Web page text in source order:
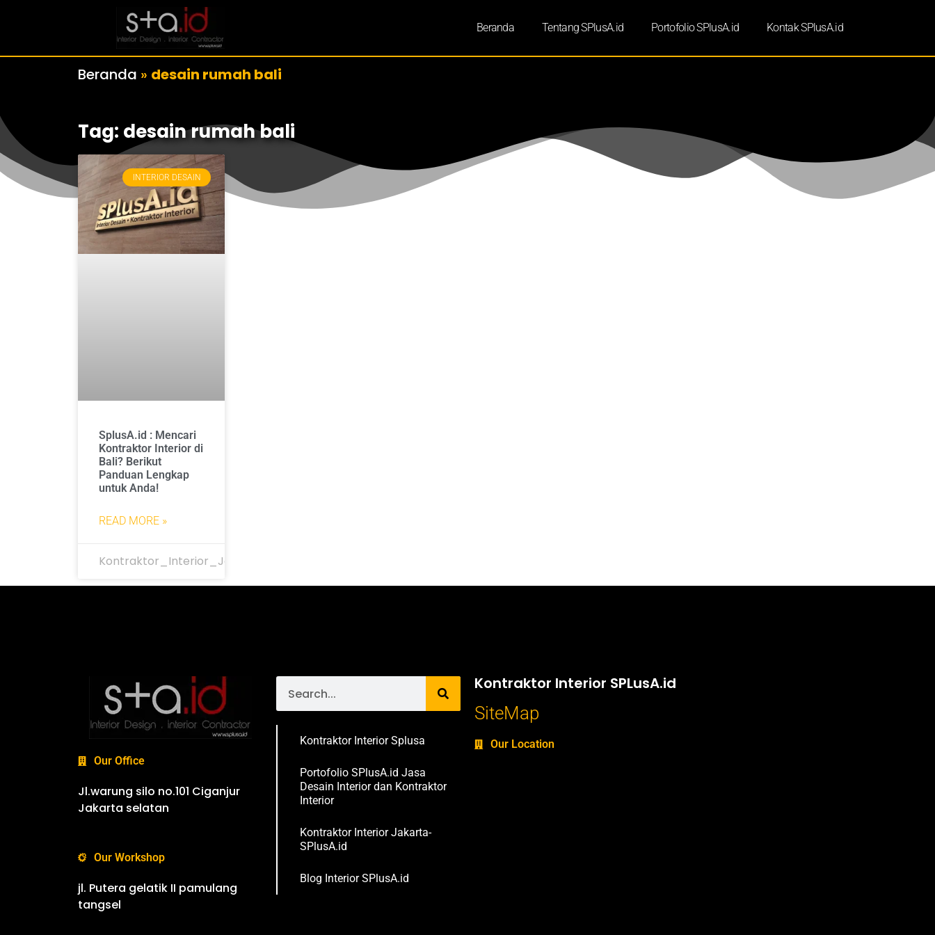
Beranda Tentang SPlusA.id Portofolio SPlusA.id Kontak SPlusA.id
Beranda » desain rumah bali
Tag: desain rumah bali
INTERIOR DESAIN
SplusA.id : Mencari
Kontraktor Interior di
Bali? Berikut
Panduan Lengkap
untuk Anda!
READ MORE »
Kontraktor_Interior_Jakarta
Our Office
Jl.warung silo no.101 Ciganjur
Jakarta selatan
Our Workshop
jl. Putera gelatik II pamulang
tangsel
Kontraktor Interior Splusa
Portofolio SPlusA.id Jasa
Desain Interior dan Kontraktor
Interior
Kontraktor Interior Jakarta-
SPlusA.id
Blog Interior SPlusA.id
Kontraktor Interior SPLusA.id
SiteMap
Our Location